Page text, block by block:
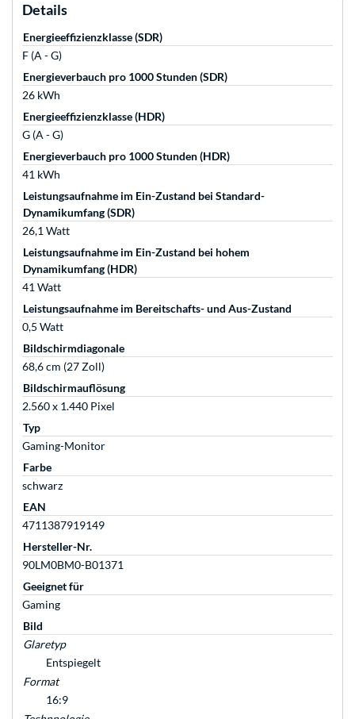
Details
Energieeffizienzklasse (SDR)
F (A - G)
Energieverbauch pro 1000 Stunden (SDR)
26 kWh
Energieeffizienzklasse (HDR)
G (A - G)
Energieverbauch pro 1000 Stunden (HDR)
41 kWh
Leistungsaufnahme im Ein-Zustand bei Standard-
Dynamikumfang (SDR)
26,1 Watt
Leistungsaufnahme im Ein-Zustand bei hohem
Dynamikumfang (HDR)
41 Watt
Leistungsaufnahme im Bereitschafts- und Aus-Zustand
0,5 Watt
Bildschirmdiagonale
68,6 cm (27 Zoll)
Bildschirmauflösung
2.560 x 1.440 Pixel
Typ
Gaming-Monitor
Farbe
schwarz
EAN
4711387919149
Hersteller-Nr.
90LM0BM0-B01371
Geeignet für
Gaming
Bild
Glaretyp
Entspiegelt
Format
16:9